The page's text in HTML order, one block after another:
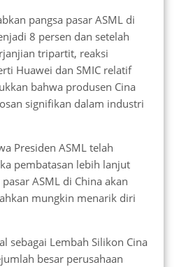
pangsa pasar ASML di
8 persen dan setelah
tripartit, reaksi
Huawei dan SMIC relatif
bahwa produsen Cina
signifikan dalam industri
Presiden ASML telah
pembatasan lebih lanjut
ASML di China akan
mungkin menarik diri
sebagai Lembah Silikon Cina
besar perusahaan